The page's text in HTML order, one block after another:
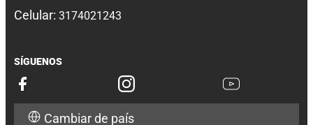
Celular: 3174021243
SÍGUENOS
Cambiar de país